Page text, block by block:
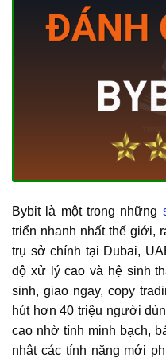
Bybit là một trong những
triển nhanh nhất thế giới,
trụ sở chính tại Dubai,
độ xử lý cao và hệ sinh
sinh, giao ngay, copy
hút hơn 40 triệu người
cao nhờ tính minh bạch,
nhật các tính năng mới